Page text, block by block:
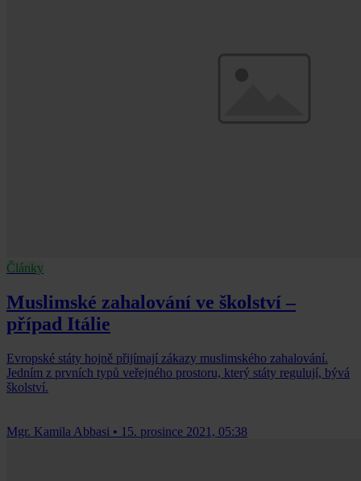
Články
Muslimské zahalování ve školství –
případ Itálie
Evropské státy hojně přijímají zákazy muslimského zahalování.
Jedním z prvních typů veřejného prostoru, který státy regulují, bývá
školství.
Mgr. Kamila Abbasi • 15. prosince 2021, 05:38